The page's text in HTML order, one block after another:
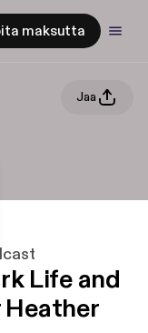
maksutta
Jaa
Life and